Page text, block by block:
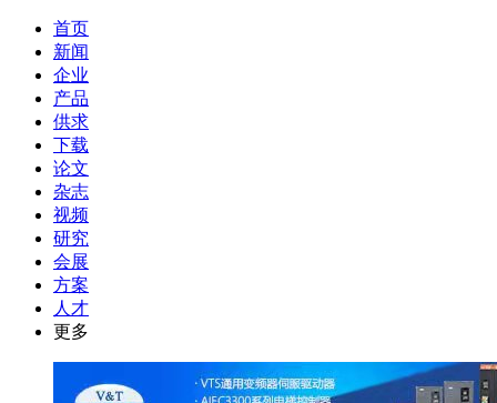
首页
新闻
企业
产品
供求
下载
论文
杂志
视频
研究
会展
方案
人才
更多